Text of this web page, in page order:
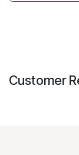
Customer